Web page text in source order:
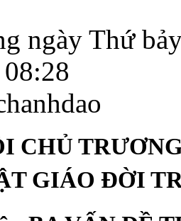
ngày Thứ
CHỦ
GIÁO ĐỜI